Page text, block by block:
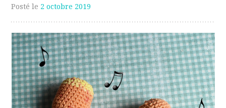
Posté le 2 octobre 2019